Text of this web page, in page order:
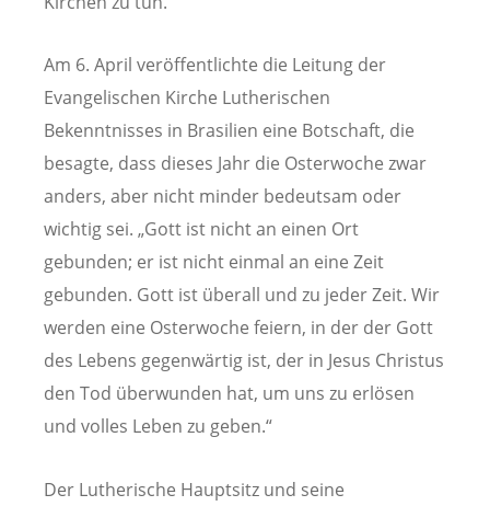
Am 6. April veröffentlichte die Leitung der
Evangelischen Kirche Lutherischen
Bekenntnisses in Brasilien eine Botschaft, die
besagte, dass dieses Jahr die Osterwoche zwar
anders, aber nicht minder bedeutsam oder
wichtig sei. „Gott ist nicht an einen Ort
gebunden; er ist nicht einmal an eine Zeit
gebunden. Gott ist überall und zu jeder Zeit. Wir
werden eine Osterwoche feiern, in der der Gott
des Lebens gegenwärtig ist, der in Jesus Christus
den Tod überwunden hat, um uns zu erlösen
und volles Leben zu geben.“
Der Lutherische Hauptsitz und seine